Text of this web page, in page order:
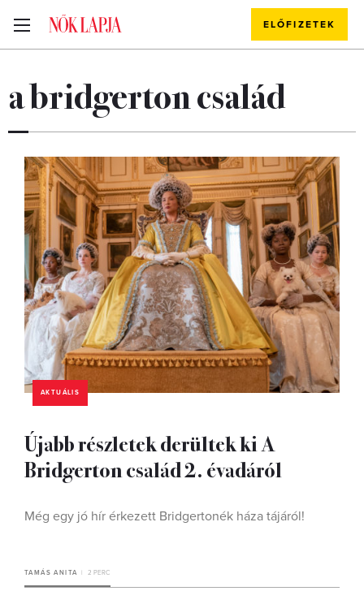
ELŐFIZETEK
a bridgerton család
AKTUÁLIS
Újabb részletek derültek ki A
Bridgerton család 2. évadáról
Még egy jó hír érkezett Bridgertonék háza tájáról!
TAMÁS ANITA 2 PERC